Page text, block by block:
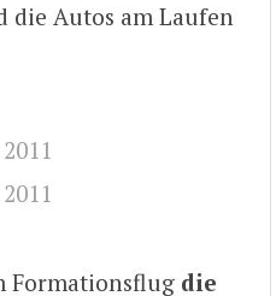
die Autos am Laufen
Formationsflug die